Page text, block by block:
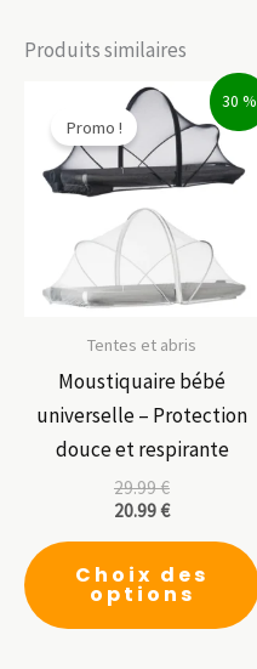
Produits similaires
30 %
Promo !
Tentes et abris
Moustiquaire bébé
universelle – Protection
douce et respirante
29.99€
20.99€
Choix des
options